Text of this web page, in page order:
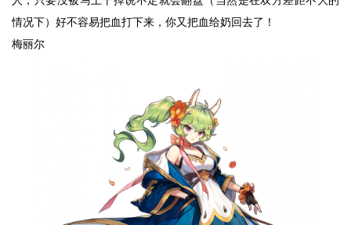
情况下）好不容易把血打下来，你又把血给奶回去了！
梅丽尔